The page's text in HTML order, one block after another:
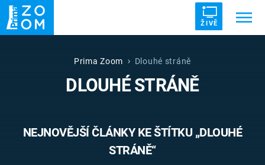
ŽIVĚ
ZRÁDCI UFO DRUHÁ SVĚTOVÁ VÁLKA
VETŘELCI DÁVNOVĚKU
Prima Zoom Dlouhé stráně
DLOUHÉ STRÁNĚ
NEJNOVĚJŠÍ ČLÁNKY KE ŠTÍTKU „DLOUHÉ
STRÁNĚ“